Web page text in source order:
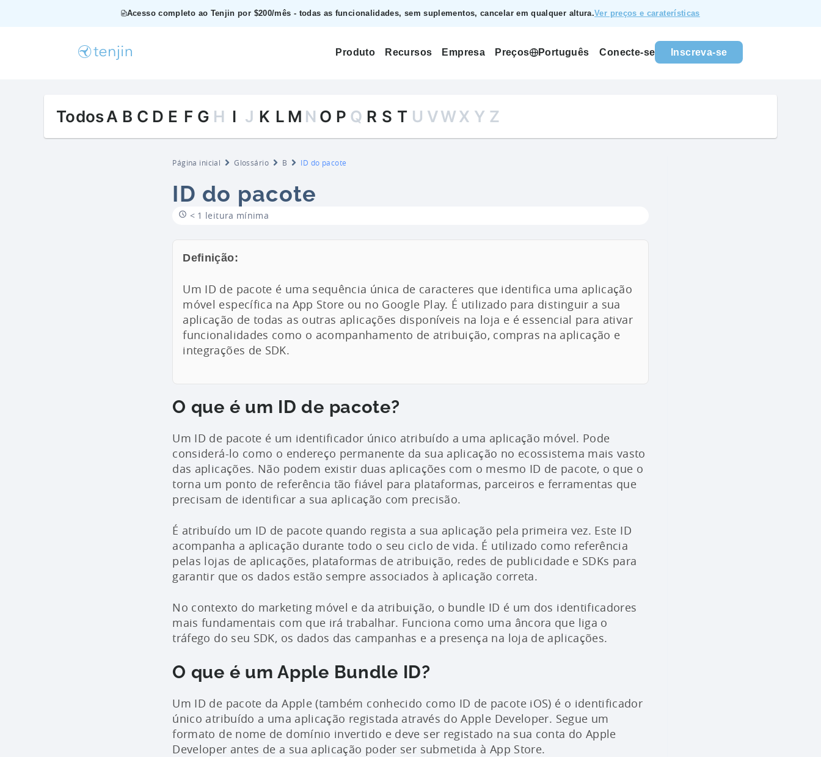
Acesso completo ao Tenjin por $200/mês - todas as funcionalidades, sem suplementos, cancelar em qualquer altura.Ver preços e caraterísticas
Produto Recursos Empresa Preços Português Conecte-se Inscreva-se
TodosA B C D E F G H I J K L M N O P Q R S T U VWX Y Z
Página inicial Glossário B ID do pacote
ID do pacote
< 1 leitura mínima
Definição:
Um ID de pacote é uma sequência única de caracteres que identifica uma aplicação
móvel específica na App Store ou no Google Play. É utilizado para distinguir a sua
aplicação de todas as outras aplicações disponíveis na loja e é essencial para ativar
funcionalidades como o acompanhamento de atribuição, compras na aplicação e
integrações de SDK.
O que é um ID de pacote?
Um ID de pacote é um identificador único atribuído a uma aplicação móvel. Pode
considerá-lo como o endereço permanente da sua aplicação no ecossistema mais vasto
das aplicações. Não podem existir duas aplicações com o mesmo ID de pacote, o que o
torna um ponto de referência tão fiável para plataformas, parceiros e ferramentas que
precisam de identificar a sua aplicação com precisão.
É atribuído um ID de pacote quando regista a sua aplicação pela primeira vez. Este ID
acompanha a aplicação durante todo o seu ciclo de vida. É utilizado como referência
pelas lojas de aplicações, plataformas de atribuição, redes de publicidade e SDKs para
garantir que os dados estão sempre associados à aplicação correta.
No contexto do marketing móvel e da atribuição, o bundle ID é um dos identificadores
mais fundamentais com que irá trabalhar. Funciona como uma âncora que liga o
tráfego do seu SDK, os dados das campanhas e a presença na loja de aplicações.
O que é um Apple Bundle ID?
Um ID de pacote da Apple (também conhecido como ID de pacote iOS) é o identificador
único atribuído a uma aplicação registada através do Apple Developer. Segue um
formato de nome de domínio invertido e deve ser registado na sua conta do Apple
Developer antes de a sua aplicação poder ser submetida à App Store.